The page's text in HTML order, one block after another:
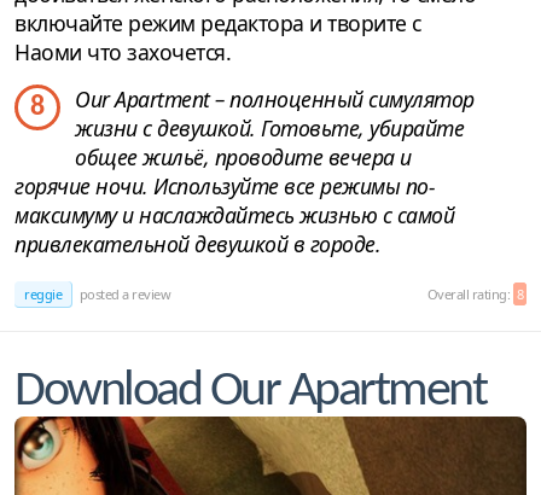
включайте режим редактора и творите с
Наоми что захочется.
8
Our Apartment – полноценный симулятор
жизни с девушкой. Готовьте, убирайте
общее жильё, проводите вечера и
горячие ночи. Используйте все режимы по-
максимуму и наслаждайтесь жизнью с самой
привлекательной девушкой в городе.
reggie posted a review Overall rating: 8
Download Our Apartment